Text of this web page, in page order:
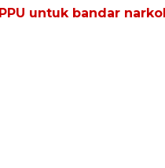
untuk bandar